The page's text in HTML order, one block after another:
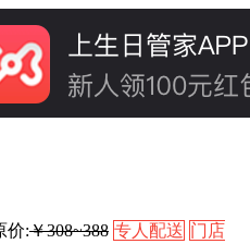
价:￥308~388 专人配送 门店